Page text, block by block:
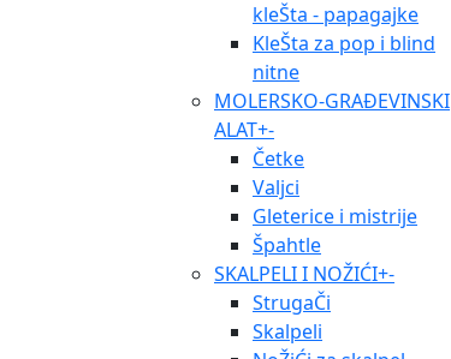
kleŠta - papagajke
KleŠta za pop i blind
nitne
MOLERSKO-GRAĐEVINSKI
ALAT+-
Četke
Valjci
Gleterice i mistrije
Špahtle
SKALPELI I NOŽIĆI+-
StrugaČi
Skalpeli